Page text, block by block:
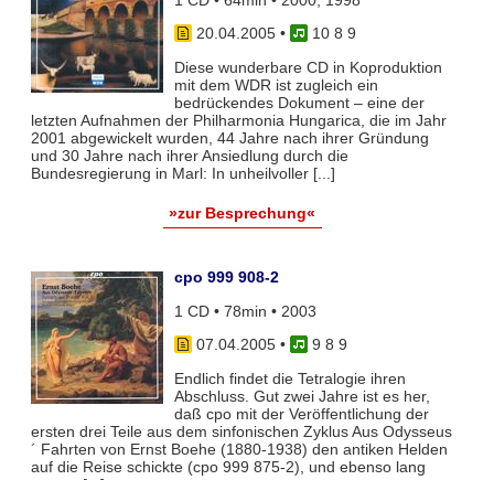
20.04.2005•
10 8 9
Diese wunderbare CD in Koproduktion
mit dem WDR ist zugleich ein
bedrückendes Dokument – eine der
letzten Aufnahmen der Philharmonia Hungarica, die im Jahr
2001 abgewickelt wurden, 44 Jahre nach ihrer Gründung
und 30 Jahre nach ihrer Ansiedlung durch die
Bundesregierung in Marl: In unheilvoller [...]
»zur Besprechung«
cpo 999 908-2
1 CD • 78min • 2003
07.04.2005•
9 8 9
Endlich findet die Tetralogie ihren
Abschluss. Gut zwei Jahre ist es her,
daß cpo mit der Veröffentlichung der
ersten drei Teile aus dem sinfonischen Zyklus Aus Odysseus
´ Fahrten von Ernst Boehe (1880-1938) den antiken Helden
auf die Reise schickte (cpo 999 875-2), und ebenso lang